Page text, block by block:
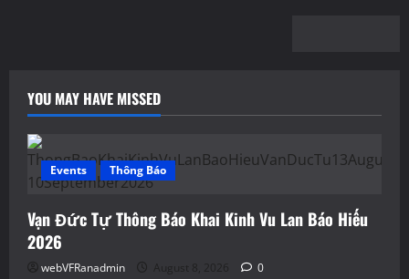
YOU MAY HAVE MISSED
Events Thông Báo
Vạn Đức Tự Thông Báo Khai Kinh Vu Lan Báo Hiếu
2026
webVFRanadmin August 8, 2026 0